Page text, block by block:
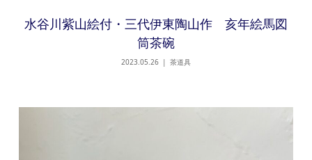
水谷川紫山絵付・三代伊東陶山作 亥年絵馬図
筒茶碗
2023.05.26 茶道具